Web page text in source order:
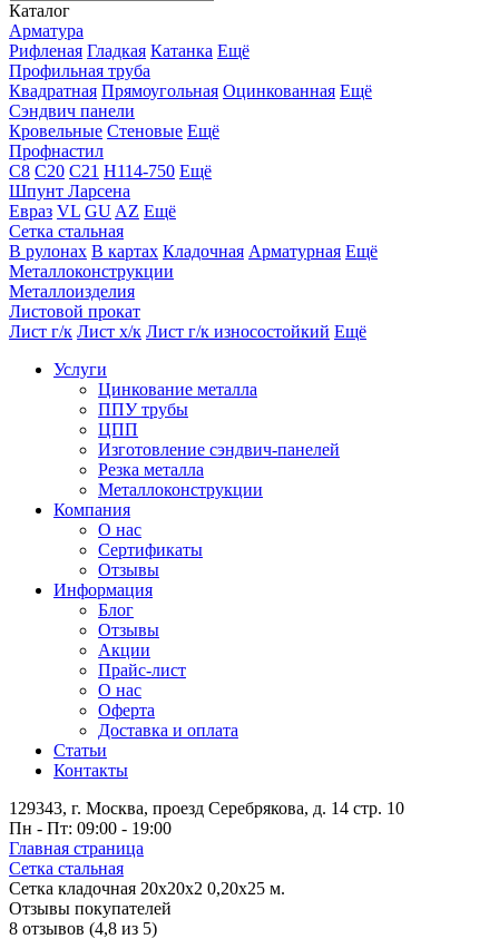
Каталог
Арматура
Рифленая Гладкая Катанка Ещё
Профильная труба
Квадратная Прямоугольная Оцинкованная Ещё
Сэндвич панели
Кровельные Стеновые Ещё
Профнастил
С8 С20 С21 Н114-750 Ещё
Шпунт Ларсена
Евраз VL GU AZ Ещё
Сетка стальная
В рулонах В картах Кладочная Арматурная Ещё
Металлоконструкции
Металлоизделия
Листовой прокат
Лист г/к Лист х/к Лист г/к износостойкий Ещё
Услуги
Цинкование металла
ППУ трубы
ЦПП
Изготовление сэндвич-панелей
Резка металла
Металлоконструкции
Компания
О нас
Сертификаты
Отзывы
Информация
Блог
Отзывы
Акции
Прайс-лист
О нас
Оферта
Доставка и оплата
Статьи
Контакты
129343, г. Москва, проезд Серебрякова, д. 14 стр. 10
Пн - Пт: 09:00 - 19:00
Главная страница
Сетка стальная
Сетка кладочная 20х20x2 0,20х25 м.
Отзывы покупателей
8 отзывов (4,8 из 5)